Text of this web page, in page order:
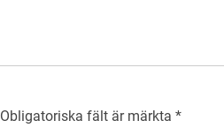
Obligatoriska fält är märkta *